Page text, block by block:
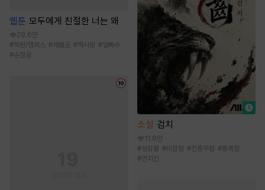
웹툰 모두에게 친절한 너는 왜
29.6만
#학원/캠퍼스 # 재벌공 #짝사랑 #얼빠수
#순정공
소설 검치
11.8만
#성장물 #비장함 #전통무협 #통쾌함
#먼치킨